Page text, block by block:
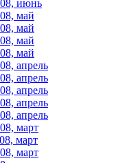
июнь
май
май
май
май
апрель
апрель
апрель
апрель
апрель
март
март
март